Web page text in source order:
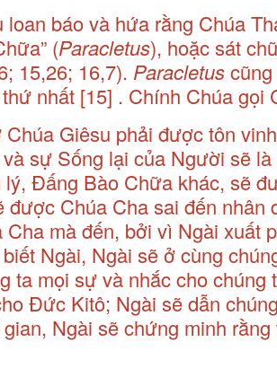
loan báo và hứa rằng Chúa
(Paracletus), hoặc sát
15,26; 16,7). Paracletus
nhất [15] . Chính Chúa gọi
Giêsu phải được tôn
sự Sống lại của Người sẽ
lý, Đấng Bào Chữa khác, sẽ
được Chúa Cha sai đến
mà đến, bởi vì Ngài xuất
Ngài, Ngài sẽ ở cùng
ta mọi sự và nhắc cho
Đức Kitô; Ngài sẽ dẫn
Ngài sẽ chứng minh